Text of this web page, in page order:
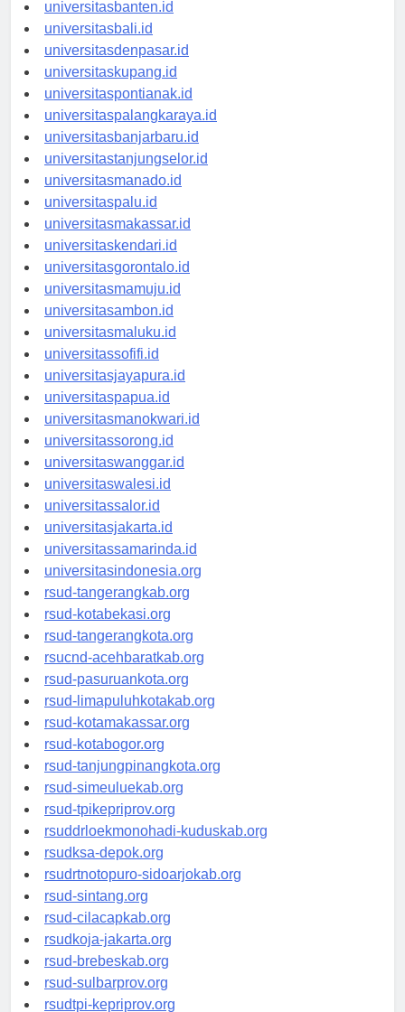
universitasbanten.id
universitasbali.id
universitasdenpasar.id
universitaskupang.id
universitaspontianak.id
universitaspalangkaraya.id
universitasbanjarbaru.id
universitastanjungselor.id
universitasmanado.id
universitaspalu.id
universitasmakassar.id
universitaskendari.id
universitasgorontalo.id
universitasmamuju.id
universitasambon.id
universitasmaluku.id
universitassofifi.id
universitasjayapura.id
universitaspapua.id
universitasmanokwari.id
universitassorong.id
universitaswanggar.id
universitaswalesi.id
universitassalor.id
universitasjakarta.id
universitassamarinda.id
universitasindonesia.org
rsud-tangerangkab.org
rsud-kotabekasi.org
rsud-tangerangkota.org
rsucnd-acehbaratkab.org
rsud-pasuruankota.org
rsud-limapuluhkotakab.org
rsud-kotamakassar.org
rsud-kotabogor.org
rsud-tanjungpinangkota.org
rsud-simeuluekab.org
rsud-tpikepriprov.org
rsuddrloekmonohadi-kuduskab.org
rsudksa-depok.org
rsudrtnotopuro-sidoarjokab.org
rsud-sintang.org
rsud-cilacapkab.org
rsudkoja-jakarta.org
rsud-brebeskab.org
rsud-sulbarprov.org